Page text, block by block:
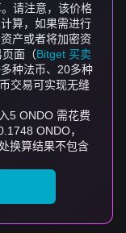
请注意，该价格
算，如果需进行
产或者将加密资
面（Bitget 买卖
种法币、20多种
交易可实现无缝
5 ONDO 需花费
ONDO，
换算结果不包含